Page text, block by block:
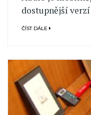
dostupnější verzí
ČÍST DÁLE